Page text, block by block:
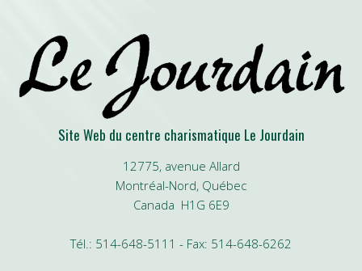
Site Web du centre charismatique Le Jourdain
12775, avenue Allard
Montréal-Nord, Québec
Canada H1G 6E9
Tél.: 514-648-5111 - Fax: 514-648-6262